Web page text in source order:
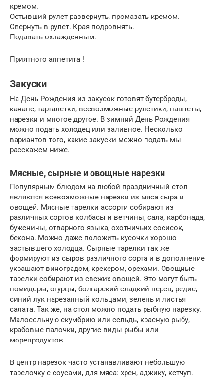
кремом.
Остывший рулет развернуть, промазать кремом.
Свернуть в рулет. Края подровнять.
Подавать охлажденным.
Приятного аппетита !
Закуски
На День Рождения из закусок готовят бутерброды,
канапе, тарталетки, всевозможные рулетики, паштеты,
нарезки и многое другое. В зимний День Рождения
можно подать холодец или заливное. Несколько
вариантов того, какие закуски можно подать мы
расскажем ниже.
Мясные, сырные и овощные нарезки
Популярным блюдом на любой праздничный стол
являются всевозможные нарезки из мяса сыра и
овощей. Мясные тарелки ассорти собирают из
различных сортов колбасы и ветчины, сала, карбонада,
буженины, отварного языка, охотничьих сосисок,
бекона. Можно даже положить кусочки хорошо
застывшего холодца. Сырные тарелки так же
формируют из сыров различного сорта и в дополнение
украшают виноградом, крекером, орехами. Овощные
тарелки собирают из свежих овощей. Это могут быть
помидоры, огурцы, болгарский сладкий перец, редис,
синий лук нарезанный кольцами, зелень и листья
салата. Так же, на стол можно подать рыбную нарезку.
Малосольную скумбрию или сельдь, красную рыбу,
крабовые палочки, другие виды рыбы или
морепродуктов.
В центр нарезок часто устанавливают небольшую
тарелочку с соусами, для мяса: хрен, аджику, кетчуп.